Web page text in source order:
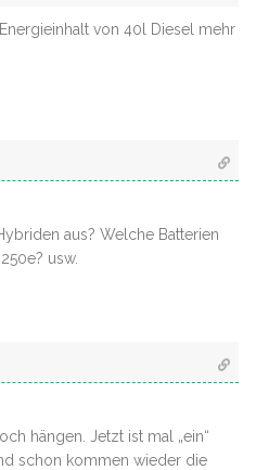
von 40l Diesel mehr
aus? Welche Batterien
usw.
hängen. Jetzt ist mal „ein“
schon kommen wieder die